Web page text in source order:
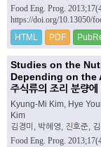
Food Eng. Prog.
https://doi.org/10.13050/
HTML PDF
Studies on the
Depending on the
주식류의 조리 분량
Kyung-Mi Kim, Hye
Kim
김경미, 박혜영, 진호준,
Food Eng. Prog.